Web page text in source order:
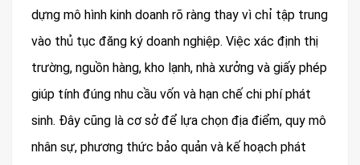
dựng mô hình kinh doanh rõ ràng thay vì chỉ tập trung
vào thủ tục đăng ký doanh nghiệp. Việc xác định thị
trường, nguồn hàng, kho lạnh, nhà xưởng và giấy phép
giúp tính đúng nhu cầu vốn và hạn chế chi phí phát
sinh. Đây cũng là cơ sở để lựa chọn địa điểm, quy mô
nhân sự, phương thức bảo quản và kế hoạch phát